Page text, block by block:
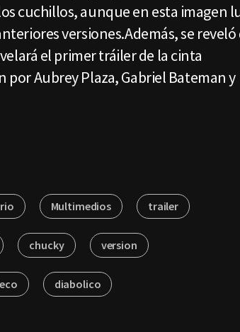
cuchillos, aunque en esta imagen
versiones.Además, se reveló
el primer tráiler de la cinta
Aubrey Plaza, Gabriel Bateman y
Multimedios trailer
chucky version
diabolico